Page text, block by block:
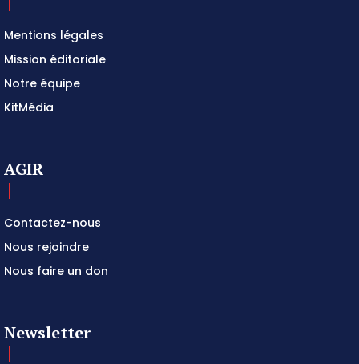
Mentions légales
Mission éditoriale
Notre équipe
KitMédia
AGIR
Contactez-nous
Nous rejoindre
Nous faire un don
Newsletter